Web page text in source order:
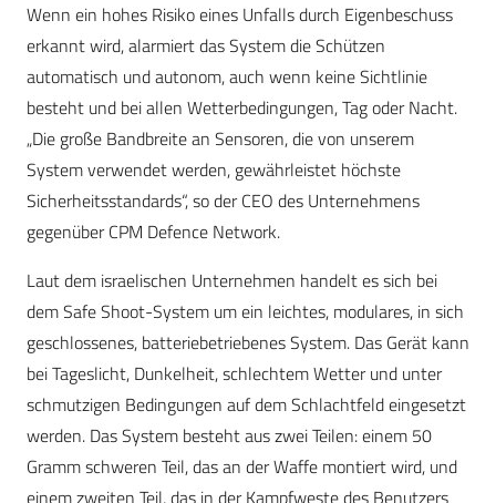
Wenn ein hohes Risiko eines Unfalls durch Eigenbeschuss
erkannt wird, alarmiert das System die Schützen
automatisch und autonom, auch wenn keine Sichtlinie
besteht und bei allen Wetterbedingungen, Tag oder Nacht.
„Die große Bandbreite an Sensoren, die von unserem
System verwendet werden, gewährleistet höchste
Sicherheitsstandards“, so der CEO des Unternehmens
gegenüber CPM Defence Network.
Laut dem israelischen Unternehmen handelt es sich bei
dem Safe Shoot-System um ein leichtes, modulares, in sich
geschlossenes, batteriebetriebenes System. Das Gerät kann
bei Tageslicht, Dunkelheit, schlechtem Wetter und unter
schmutzigen Bedingungen auf dem Schlachtfeld eingesetzt
werden. Das System besteht aus zwei Teilen: einem 50
Gramm schweren Teil, das an der Waffe montiert wird, und
einem zweiten Teil, das in der Kampfweste des Benutzers